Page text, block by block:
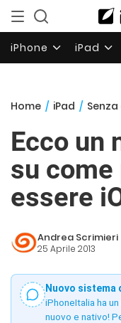
iPhone iPad
Home / iPad /
Ecco un
su
essere
Andrea Scrimieri
25 Aprile 2013
Nuovo sistema
iPhoneItalia ha
nuovo e nativo!